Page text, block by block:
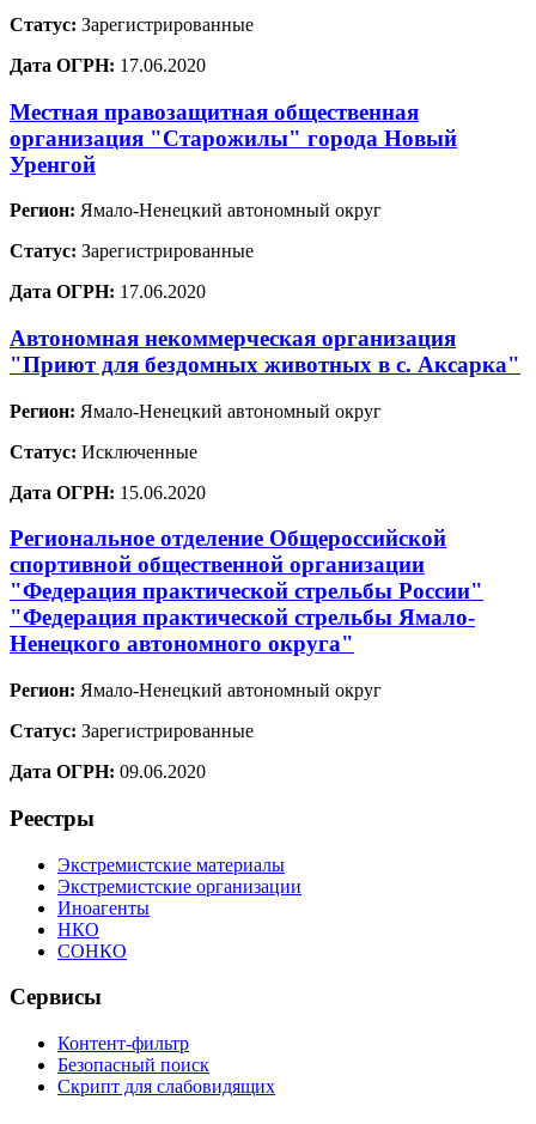
Статус: Зарегистрированные
Дата ОГРН: 17.06.2020
Местная правозащитная общественная
организация "Старожилы" города Новый
Уренгой
Регион: Ямало-Ненецкий автономный округ
Статус: Зарегистрированные
Дата ОГРН: 17.06.2020
Автономная некоммерческая организация
"Приют для бездомных животных в с. Аксарка"
Регион: Ямало-Ненецкий автономный округ
Статус: Исключенные
Дата ОГРН: 15.06.2020
Региональное отделение Общероссийской
спортивной общественной организации
"Федерация практической стрельбы России"
"Федерация практической стрельбы Ямало-
Ненецкого автономного округа"
Регион: Ямало-Ненецкий автономный округ
Статус: Зарегистрированные
Дата ОГРН: 09.06.2020
Реестры
Экстремистские материалы
Экстремистские организации
Иноагенты
НКО
СОНКО
Сервисы
Контент-фильтр
Безопасный поиск
Скрипт для слабовидящих